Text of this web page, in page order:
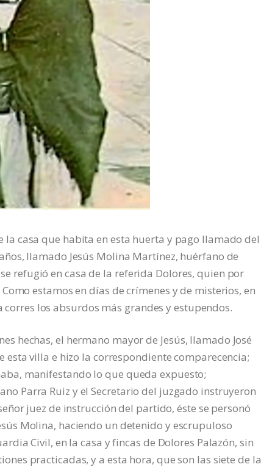
casa que habita en esta huerta y pago llamado del
llamado Jesús Molina Martínez, huérfano de
refugió en casa de la referida Dolores, quien por
estamos en días de crímenes y de misterios, en
los absurdos más grandes y estupendos.
hechas, el hermano mayor de Jesús, llamado José
villa e hizo la correspondiente comparecencia;
manifestando lo que queda expuesto;
Parra Ruiz y el Secretario del juzgado instruyeron
juez de instrucción del partido, éste se personó
Molina, haciendo un detenido y escrupuloso
Civil, en la casa y fincas de Dolores Palazón, sin
practicadas, y a esta hora, que son las siete de la